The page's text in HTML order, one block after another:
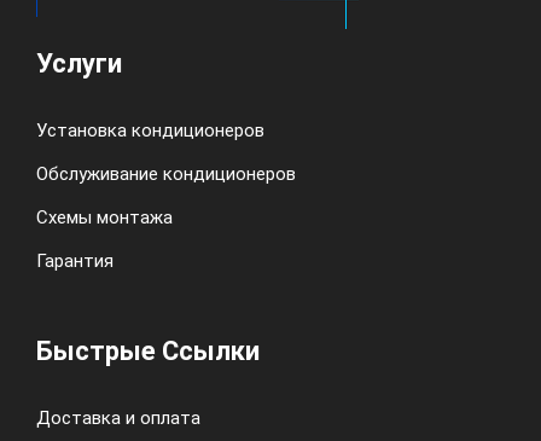
Услуги
Установка кондиционеров
Обслуживание кондиционеров
Схемы монтажа
Гарантия
Быстрые Ссылки
Доставка и оплата